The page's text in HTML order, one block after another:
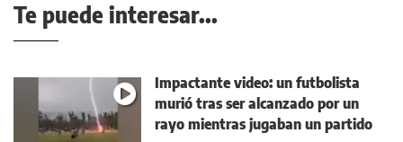
Te puede interesar...
Impactante video: un futbolista
murió tras ser alcanzado por un
rayo mientras jugaban un partido